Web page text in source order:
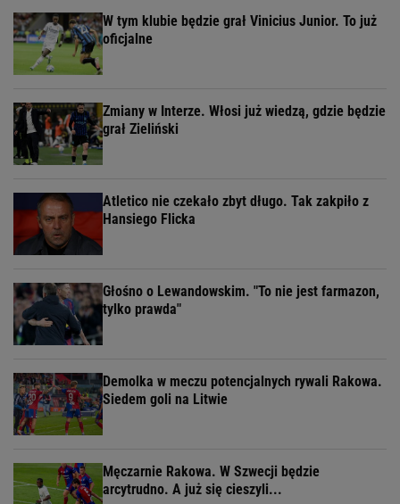
W tym klubie będzie grał Vinicius Junior. To już
oficjalne
Zmiany w Interze. Włosi już wiedzą, gdzie będzie
grał Zieliński
Atletico nie czekało zbyt długo. Tak zakpiło z
Hansiego Flicka
Głośno o Lewandowskim. "To nie jest farmazon,
tylko prawda"
Demolka w meczu potencjalnych rywali Rakowa.
Siedem goli na Litwie
Męczarnie Rakowa. W Szwecji będzie
arcytrudno. A już się cieszyli...